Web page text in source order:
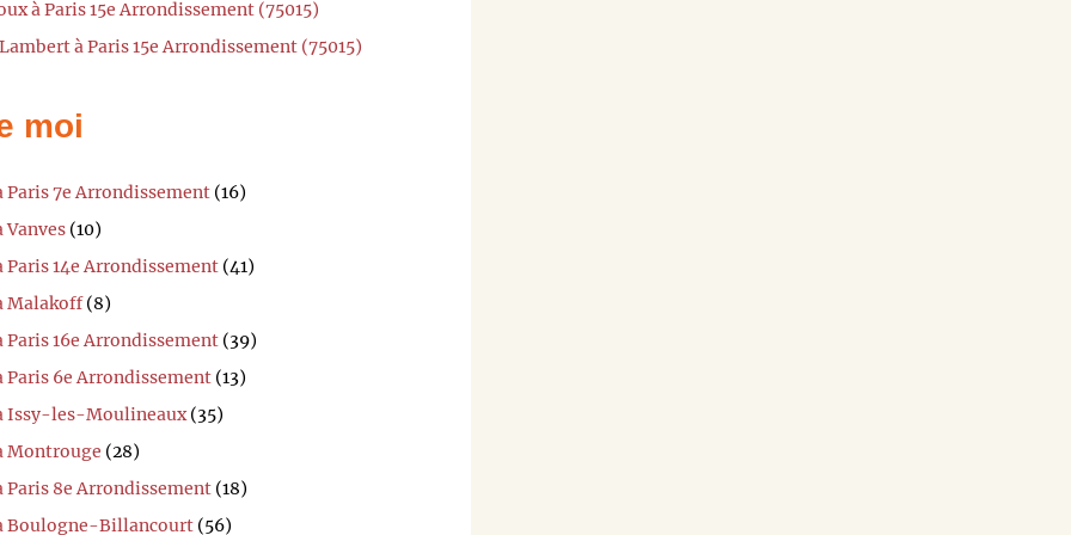
à Paris 15e Arrondissement (75015)
à Paris 15e Arrondissement (75015)
moi
Paris 7e Arrondissement (16)
Vanves (10)
Paris 14e Arrondissement (41)
Malakoff(8)
Paris 16e Arrondissement (39)
Paris 6e Arrondissement (13)
Issy-les-Moulineaux(35)
Montrouge (28)
Paris 8e Arrondissement (18)
Boulogne-Billancourt (56)